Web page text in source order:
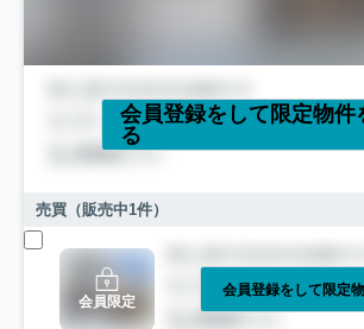
会員登録をして限定物件
る
売買（販売中1件）
会員限定
会員登録をして限定